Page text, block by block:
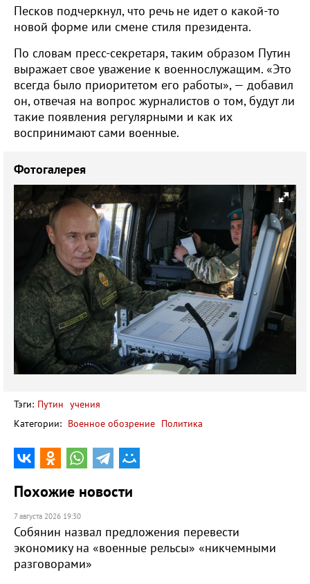
Песков подчеркнул, что речь не идет о какой-то
новой форме или смене стиля президента.
По словам пресс-секретаря, таким образом Путин
выражает свое уважение к военнослужащим. «Это
всегда было приоритетом его работы», — добавил
он, отвечая на вопрос журналистов о том, будут ли
такие появления регулярными и как их
воспринимают сами военные.
Фотогалерея
Тэги: Путин учения
Категории: Военное обозрение Политика
Похожие новости
7 августа 2026 19:30
Собянин назвал предложения перевести
экономику на «военные рельсы» «никчемными
разговорами»